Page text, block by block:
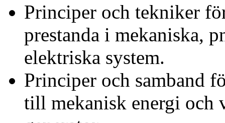
Principer och tekniker
prestanda i mekaniska,
elektriska system.
Principer och samband
till mekanisk energi och